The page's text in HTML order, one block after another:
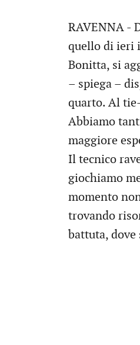
RAVENNA -
quello di ieri
Bonitta, si
– spiega –
quarto. Al
Abbiamo
maggiore
Il tecnico
giochiamo
momento
trovando
battuta,